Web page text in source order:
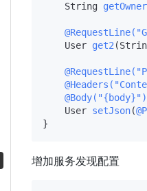
    String
getOwner
    User
get2
@Body("{body}")
    User
setJson(
增加服务发现配置